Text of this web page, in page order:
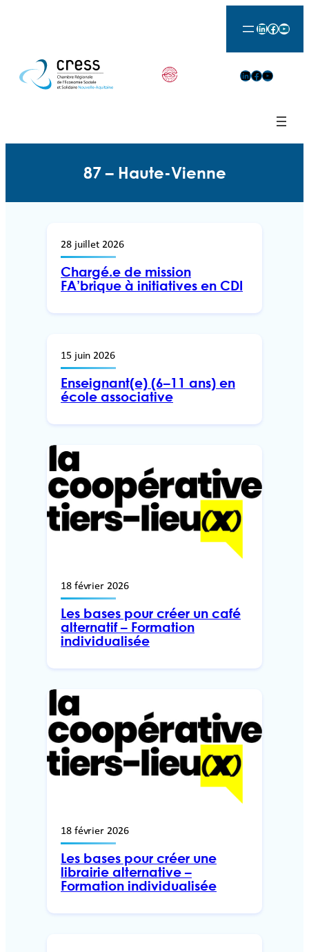
LinkedIn
Facebook
LinkedIn
Facebook
YouTube
87 – Haute-Vienne
28 juillet 2026
Chargé.e de mission
FA’brique à initiatives en CDI
15 juin 2026
Enseignant(e) (6–11 ans) en
école associative
18 février 2026
Les bases pour créer un café
alternatif – Formation
individualisée
18 février 2026
Les bases pour créer une
librairie alternative –
Formation individualisée